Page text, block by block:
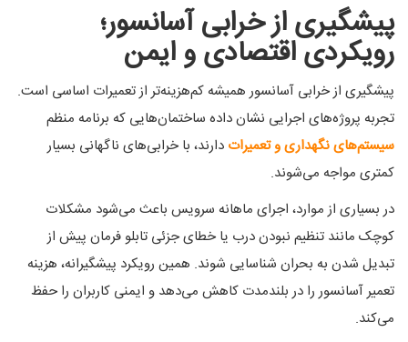
پیشگیری از خرابی آسانسور؛
رویکردی اقتصادی و ایمن
پیشگیری از خرابی آسانسور همیشه کم‌هزینه‌تر از تعمیرات اساسی است.
تجربه پروژه‌های اجرایی نشان داده ساختمان‌هایی که برنامه منظم
سیستم‌های نگهداری و تعمیرات دارند، با خرابی‌های ناگهانی بسیار
کمتری مواجه می‌شوند.
در بسیاری از موارد، اجرای ماهانه سرویس باعث می‌شود مشکلات
کوچک مانند تنظیم نبودن درب یا خطای جزئی تابلو فرمان پیش از
تبدیل شدن به بحران شناسایی شوند. همین رویکرد پیشگیرانه، هزینه
تعمیر آسانسور را در بلندمدت کاهش می‌دهد و ایمنی کاربران را حفظ
می‌کند.